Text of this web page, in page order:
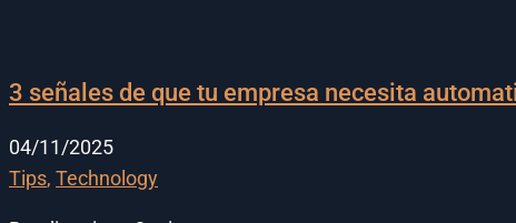
3 señales de que tu empresa necesita
04/11/2025
Tips, Technology